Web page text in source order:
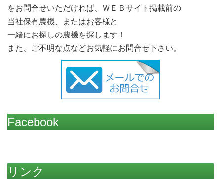
をお問合せいただければ、ＷＥＢサイト掲載前の
当社保有農機、またはお客様と
一緒にお探しの農機を探します！
また、ご不明な点などお気軽にお問合せ下さい。
Facebook
リンク